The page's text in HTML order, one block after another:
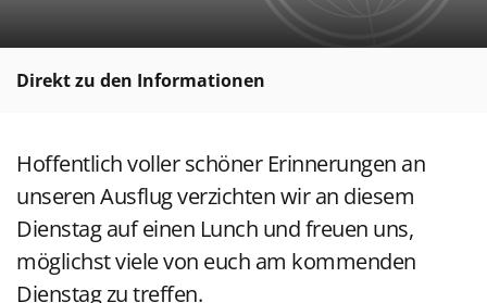
Direkt zu den Informationen
Hoffentlich voller schöner Erinnerungen an
unseren Ausflug verzichten wir an diesem
Dienstag auf einen Lunch und freuen uns,
möglichst viele von euch am kommenden
Dienstag zu treffen.